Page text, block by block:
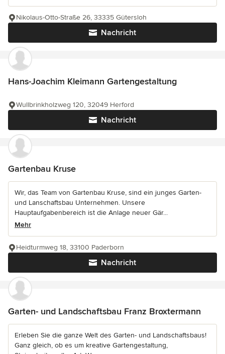
Nachricht
Nikolaus-Otto-Straße 26, 33335 Gütersloh
Hans-Joachim Kleimann Gartengestaltung
Nachricht
Wullbrinkholzweg 120, 32049 Herford
Gartenbau Kruse
Wir, das Team von Gartenbau Kruse, sind ein junges Garten-
und Lanschaftsbau Unternehmen. Unsere
Hauptaufgabenbereich ist die Anlage neuer Gär...
Mehr
Nachricht
Heidturmweg 18, 33100 Paderborn
Garten- und Landschaftsbau Franz Broxtermann
Erleben Sie die ganze Welt des Garten- und Landschaftsbaus!
Ganz gleich, ob es um kreative Gartengestaltung,